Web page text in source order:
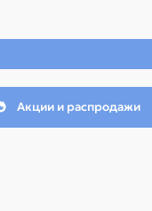
Акции и распродажи